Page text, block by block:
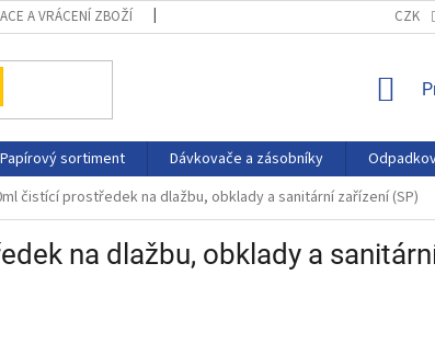
A VRÁCENÍ ZBOŽÍ PODMÍNKY
CZK
Papírový sortiment Dávkovače a zásobníky
čistící prostředek na dlažbu, obklady a sanitární zařízení (SP)
na dlažbu, obklady a